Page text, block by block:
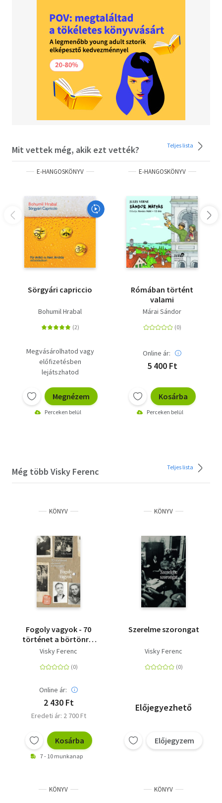
Mit vettek még, akik ezt vették? Teljes lista
E-HANGOSKÖNYV
Sörgyári capriccio
Bohumil Hrabal
Megvásárolhatod vagy
előfizetésben
lejátszhatod
Megnézem
Perceken belül
E-HANGOSKÖNYV
Rómában történt
valami
Márai Sándor
Online ár:
5 400 Ft
Kosárba
Perceken belül
Még több Visky Ferenc Teljes lista
KÖNYV
Fogoly vagyok - 70
történet a börtönről
és a barátságról
Visky Ferenc
Online ár:
2 430 Ft
Eredeti ár: 2 700 Ft
Kosárba
7 - 10 munkanap
KÖNYV
Szerelme szorongat
Visky Ferenc
Előjegyezhető
Előjegyzem
KÖNYV KÖNYV